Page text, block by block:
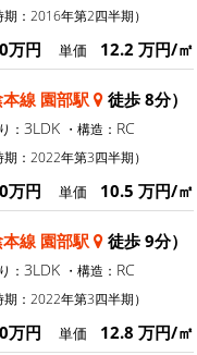
期：2016年第2四半期）
万円 単価 12.2 万円/㎡
本線 園部駅 徒歩 8分）
： 3LDK ・構造： RC
期：2022年第3四半期）
万円 単価 10.5 万円/㎡
本線 園部駅 徒歩 9分）
： 3LDK ・構造： RC
期：2022年第3四半期）
万円 単価 12.8 万円/㎡